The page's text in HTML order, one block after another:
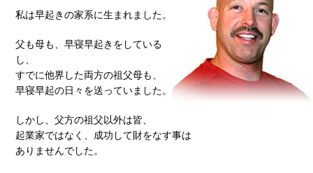
私は早起きの家系に生まれました。
父も母も、早寝早起きをしている
し、
すでに他界した両方の祖父母も、
早寝早起の日々を送っていました。
しかし、父方の祖父以外は皆、
起業家ではなく、成功して財をなす事は
ありませんでした。